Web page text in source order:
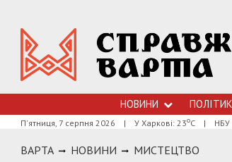
НОВИНИ
П'ятниця, 7 серпня 2026 | У Харкові: 23оС | НБУ
ВАРТА НОВИНИ МИСТЕЦТВО